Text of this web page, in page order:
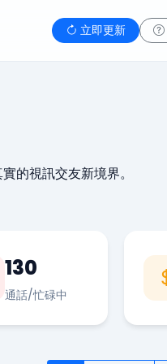
立即更新
的視訊交友新境界。
130
通話/忙碌中